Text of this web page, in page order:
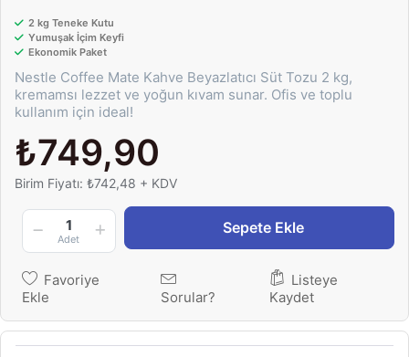
2 kg Teneke Kutu
Yumuşak İçim Keyfi
Ekonomik Paket
Nestle Coffee Mate Kahve Beyazlatıcı Süt Tozu 2 kg,
kremamsı lezzet ve yoğun kıvam sunar. Ofis ve toplu
kullanım için ideal!
₺749,90
Birim Fiyatı: ₺742,48 + KDV
1
Adet
Sepete Ekle
Favoriye
Ekle
Sorular?
Listeye
Kaydet